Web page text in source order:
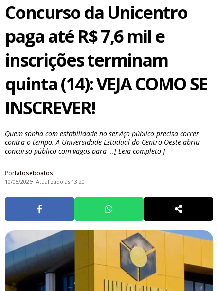
Concurso da Unicentro
paga até R$ 7,6 mil e
inscrições terminam
quinta (14): VEJA COMO SE
INSCREVER!
Quem sonha com estabilidade no serviço público precisa correr
contra o tempo. A Universidade Estadual do Centro-Oeste abriu
concurso público com vagas para ...[ Leia completo ]
Porfatoseboatos
10/05/2026 Atualizado às 13:20